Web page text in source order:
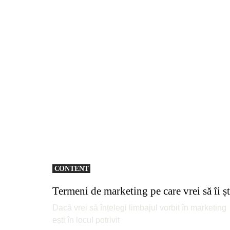
CONTENT
Termeni de marketing pe care vrei să îi
Dacă vrei să înțelegi limbajul vorbit în marketing
ești în locul potrivit